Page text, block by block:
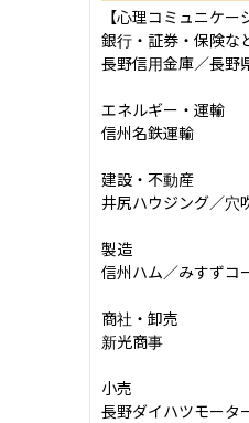
【心理コミュニケー
銀行・証券・保険な
長野信用金庫／長野
エネルギー・運輸
信州名鉄運輸
建設・不動産
井尻ハウジング／穴
製造
信州ハム／みすずコ
商社・卸売
新光商事
小売
長野ダイハツモータ